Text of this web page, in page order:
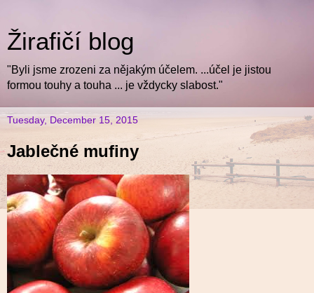
Žirafičí blog
"Byli jsme zrozeni za nějakým účelem. ...účel je jistou
formou touhy a touha ... je vždycky slabost."
Tuesday, December 15, 2015
Jablečné mufiny